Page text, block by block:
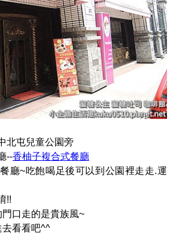
北屯兒童公園旁
--香柚子複合式餐廳
廳~吃飽喝足後可以到公園裡走走.運
!!
口走的是貴族風~
去看看吧^^